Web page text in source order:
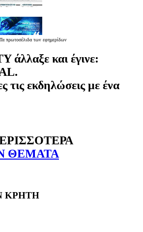
Τα πρωτοσέλιδατων εφημερίδων
άλλαξε και έγινε:
τις εκδηλώσεις με ένα
ΘΕΜΑΤΑ
ΚΡΗΤΗ